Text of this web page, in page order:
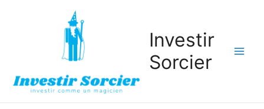
Investir
Sorcier